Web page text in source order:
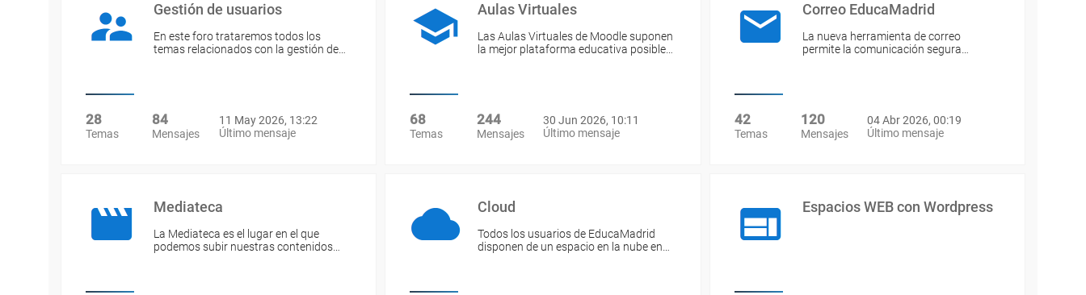
Gestión de usuarios
En este foro trataremos todos los
temas relacionados con la gestión de…
28
Temas
84
Mensajes
11 May 2026, 13:22
Último mensaje
Aulas Virtuales
Las Aulas Virtuales de Moodle suponen
la mejor plataforma educativa posible…
68
Temas
244
Mensajes
30 Jun 2026, 10:11
Último mensaje
Correo EducaMadrid
La nueva herramienta de correo
permite la comunicación segura…
42
Temas
120
Mensajes
04 Abr 2026, 00:19
Último mensaje
Mediateca
La Mediateca es el lugar en el que
podemos subir nuestras contenidos…
Cloud
Todos los usuarios de EducaMadrid
disponen de un espacio en la nube en…
Espacios WEB con Wordpress